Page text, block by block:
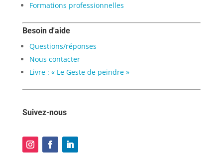
Formations professionnelles
Besoin d'aide
Questions/réponses
Nous contacter
Livre : « Le Geste de peindre »
Suivez-nous